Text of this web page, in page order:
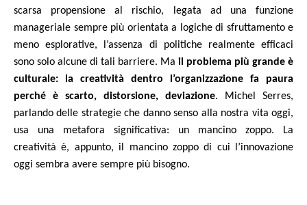
scarsa propensione al rischio, legata ad una funzione
manageriale sempre più orientata a logiche di sfruttamento e
meno esplorative, l’assenza di politiche realmente efficaci
sono solo alcune di tali barriere. Ma il problema più grande è
culturale: la creatività dentro l’organizzazione fa paura
perché è scarto, distorsione, deviazione. Michel Serres,
parlando delle strategie che danno senso alla nostra vita oggi,
usa una metafora significativa: un mancino zoppo. La
creatività è, appunto, il mancino zoppo di cui l’innovazione
oggi sembra avere sempre più bisogno.